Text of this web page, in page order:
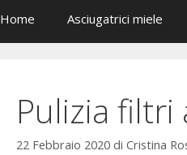
Home Asciugatrici miele
Pulizia filtri
22 Febbraio 2020 di Cristina